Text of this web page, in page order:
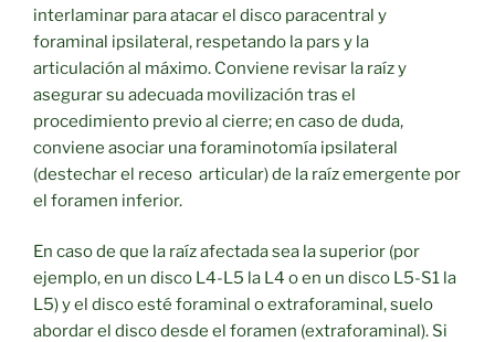
interlaminar para atacar el disco paracentral y
foraminal ipsilateral, respetando la pars y la
articulación al máximo. Conviene revisar la raíz y
asegurar su adecuada movilización tras el
procedimiento previo al cierre; en caso de duda,
conviene asociar una foraminotomía ipsilateral
(destechar el receso articular) de la raíz emergente por
el foramen inferior.
En caso de que la raíz afectada sea la superior (por
ejemplo, en un disco L4-L5 la L4 o en un disco L5-S1 la
L5) y el disco esté foraminal o extraforaminal, suelo
abordar el disco desde el foramen (extraforaminal). Si